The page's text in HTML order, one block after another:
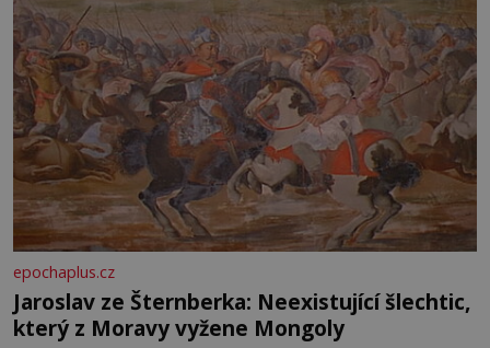
epochaplus.cz
Jaroslav ze Šternberka: Neexistující šlechtic,
který z Moravy vyžene Mongoly